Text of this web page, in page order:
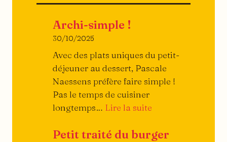
Archi-simple !
30/10/2025
Avec des plats uniques du petit-
déjeuner au dessert, Pascale
Naessens préfère faire simple !
Pas le temps de cuisiner
longtemps… Lire la suite
simple
Petit traité du burger